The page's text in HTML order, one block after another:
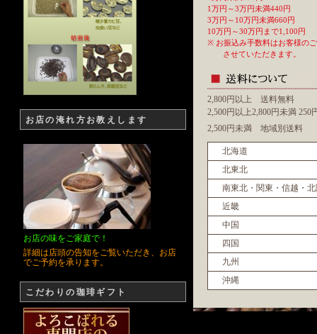
お店の淹れ方お教えします
お店の味をご家庭で！
詳細は店頭の告知をご覧いただき、お店
でご予約を承ります。
こだわりの珈琲ギフト
1万円～3万円未満440円
3万円～10万円未満660円
10万円～30万円まで1,100円
※ お振込み手数料はお客様の
させていただきます。
2,800円以上 送料無料
2,500円以上2,800円未満 250
2,500円未満 地域別送料
北海道
北東北
南東北・関東・信越・
近畿
中国
四国
九州
沖縄